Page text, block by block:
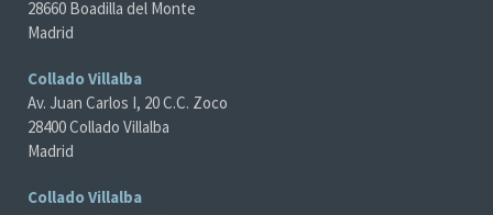
28660 Boadilla del Monte
Madrid
Collado Villalba
Av. Juan Carlos I, 20 C.C. Zoco
28400 Collado Villalba
Madrid
Collado Villalba